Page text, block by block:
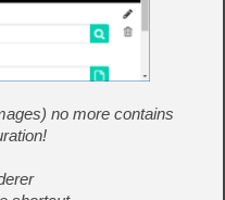
no more contains